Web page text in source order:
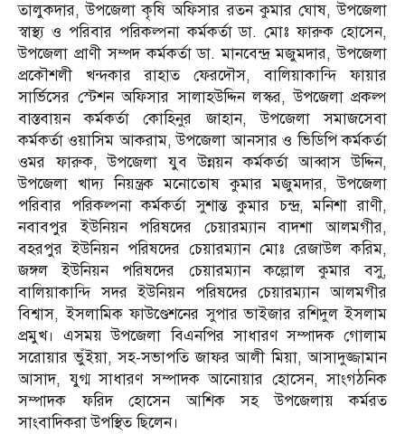
তালুকদার, উপজেলা কৃষি অফিসার রতন কুমার ঘোষ, উপজেলা
স্বাস্থ্য ও পরিবার পরিকল্পনা কর্মকর্তা ডা. মোঃ ফারুক হোসেন,
উপজেলা প্রাণী সম্পদ কর্মকর্তা ডা. মানবেন্দ্র মজুমদার, উপজেলা
প্রকৌশলী খন্দকার রাহাত ফেরদৌস, বালিয়াকান্দি ফায়ার
সার্ভিসের স্টেশন অফিসার সালাহউদ্দিন লস্কর, উপজেলা প্রকল্প
বাস্তবায়ন কর্মকর্তা কোহিনুর জাহান, উপজেলা সমাজসেবা
কর্মকর্তা ওয়াসিম আকরাম, উপজেলা আনসার ও ভিডিপি কর্মকর্তা
ওমর ফারুক, উপজেলা যুব উন্নয়ন কর্মকর্তা আব্বাস উদ্দিন,
উপজেলা খাদ্য নিয়ন্ত্রক মনোতোষ কুমার মজুমদার, উপজেলা
পরিবার পরিকল্পনা কর্মকর্তা সুশান্ত কুমার চন্দ্র, মনিশা রাণী,
নবাবপুর ইউনিয়ন পরিষদের চেয়ারম্যান বাদশা আলমগীর,
বহরপুর ইউনিয়ন পরিষদের চেয়ারম্যান মোঃ রেজাউল করিম,
জঙ্গল ইউনিয়ন পরিষদের চেয়ারম্যান কল্লোল কুমার বসু,
বালিয়াকান্দি সদর ইউনিয়ন পরিষদের চেয়ারম্যান আলমগীর
বিশ্বাস, ইসলামিক ফাউণ্ডেশনের সুপার ভাইজার রশিদুল ইসলাম
প্রমুখ। এসময় উপজেলা বিএনপির সাধারণ সম্পাদক গোলাম
সরোয়ার ভুঁইয়া, সহ-সভাপতি জাফর আলী মিয়া, আসাদুজ্জামান
আসাদ, যুগ্ম সাধারণ সম্পাদক আনোয়ার হোসেন, সাংগঠনিক
সম্পাদক ফরিদ হোসেন আশিক সহ উপজেলায় কর্মরত
সাংবাদিকরা উপস্থিত ছিলেন।